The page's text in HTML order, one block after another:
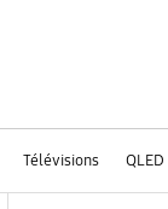
Télévisions QLED